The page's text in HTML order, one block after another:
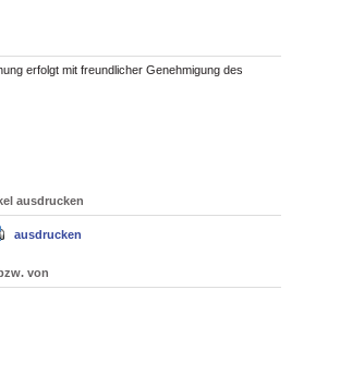
erfolgt mit freundlicher Genehmigung des
ausdrucken
ausdrucken
von